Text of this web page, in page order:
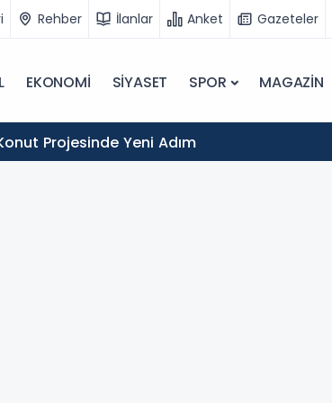
Rehber İlanlar Anket Gazeteler
EKONOMİ SİYASET SPOR MAGAZİN
Projesinde Yeni Adım